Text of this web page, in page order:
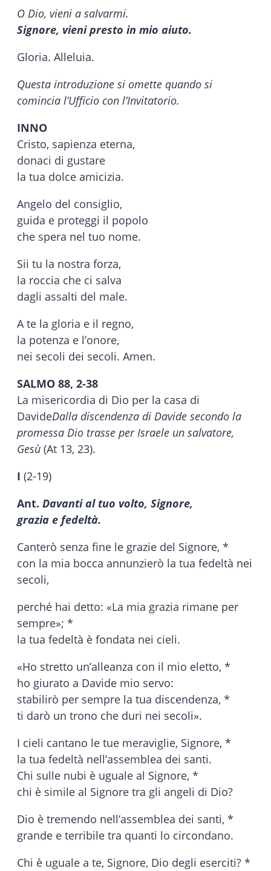
O Dio, vieni a salvarmi.
Signore, vieni presto in mio aiuto.
Gloria. Alleluia.
Questa introduzione si omette quando si
comincia l’Ufficio con l’Invitatorio.
INNO
Cristo, sapienza eterna,
donaci di gustare
la tua dolce amicizia.
Angelo del consiglio,
guida e proteggi il popolo
che spera nel tuo nome.
Sii tu la nostra forza,
la roccia che ci salva
dagli assalti del male.
A te la gloria e il regno,
la potenza e l’onore,
nei secoli dei secoli. Amen.
SALMO 88, 2-38
La misericordia di Dio per la casa di
DavideDalla discendenza di Davide secondo la
promessa Dio trasse per Israele un salvatore,
Gesù (At 13, 23).
I (2-19)
Ant. Davanti al tuo volto, Signore,
grazia e fedeltà.
Canterò senza fine le grazie del Signore, *
con la mia bocca annunzierò la tua fedeltà nei
secoli,
perché hai detto: «La mia grazia rimane per
sempre»; *
la tua fedeltà è fondata nei cieli.
«Ho stretto un’alleanza con il mio eletto, *
ho giurato a Davide mio servo:
stabilirò per sempre la tua discendenza, *
ti darò un trono che duri nei secoli».
I cieli cantano le tue meraviglie, Signore, *
la tua fedeltà nell’assemblea dei santi.
Chi sulle nubi è uguale al Signore, *
chi è simile al Signore tra gli angeli di Dio?
Dio è tremendo nell’assemblea dei santi, *
grande e terribile tra quanti lo circondano.
Chi è uguale a te, Signore, Dio degli eserciti? *